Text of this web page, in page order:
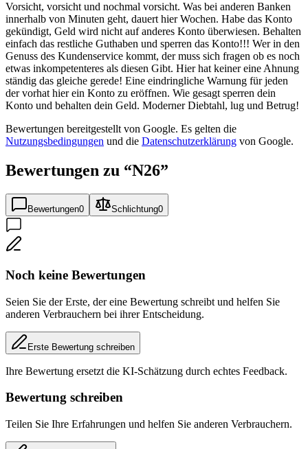
Vorsicht, vorsicht und nochmal vorsicht. Was bei anderen Banken
innerhalb von Minuten geht, dauert hier Wochen. Habe das Konto
gekündigt, Geld wird nicht auf anderes Konto überwiesen. Behalten
einfach das restliche Guthaben und sperren das Konto!!! Wer in den
Genuss des Kundenservice kommt, der muss sich fragen ob es noch
etwas inkompetenteres als diesen Gibt. Hier hat keiner eine Ahnung
ständig das gleiche gerede! Eine eindringliche Warnung für jeden
der vorhat hier ein Konto zu eröffnen. Wie gesagt sperren dein
Konto und behalten dein Geld. Moderner Diebtahl, lug und Betrug!
Bewertungen bereitgestellt von Google. Es gelten die
Nutzungsbedingungen und die Datenschutzerklärung von Google.
Bewertungen zu “N26”
Bewertungen0 Schlichtung0
Noch keine Bewertungen
Seien Sie der Erste, der eine Bewertung schreibt und helfen Sie
anderen Verbrauchern bei ihrer Entscheidung.
Erste Bewertung schreiben
Ihre Bewertung ersetzt die KI-Schätzung durch echtes Feedback.
Bewertung schreiben
Teilen Sie Ihre Erfahrungen und helfen Sie anderen Verbrauchern.